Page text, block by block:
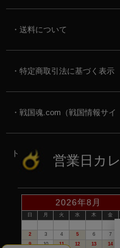
送料について
特定商取引法に基づく表示
戦国魂.com（戦国情報サイ
ト） 営業日カ
2026年8月
日 月 火 水 木 金
2
3 4 5 6 7
9
10 11 12 13 14